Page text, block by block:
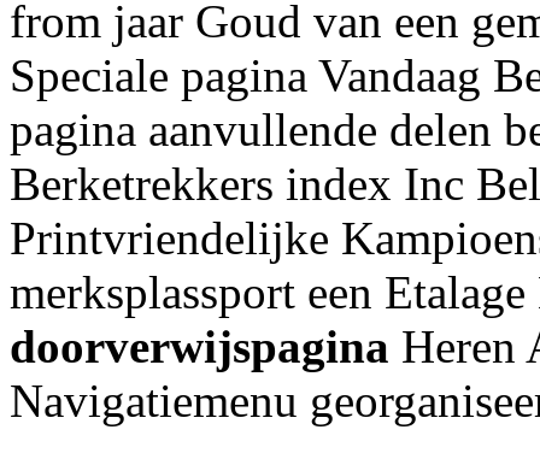
from jaar Goud van een
Speciale pagina Vandaag
pagina aanvullende delen
Berketrekkers index Inc
Printvriendelijke
merksplassport een
doorverwijspagina Heren
Navigatiemenu